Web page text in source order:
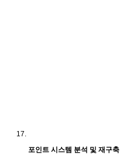
포인트 시스템 분석 및 재구축